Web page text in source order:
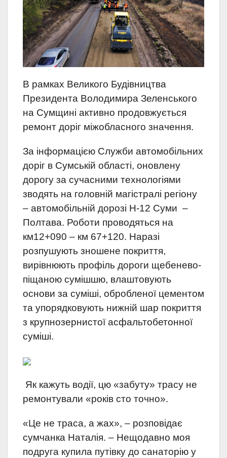
В рамках Великого Будівництва
Президента Володимира Зеленського
на Сумщині активно продовжується
ремонт доріг міжобласного значення.
За інформацією Служби автомобільних
доріг в Сумській області, оновлену
дорогу за сучасними технологіями
зводять на головній магістралі регіону
– автомобільній дорозі Н-12 Суми –
Полтава. Роботи проводяться на
км12+090 – км 67+120. Наразі
розпушують зношене покриття,
вирівнюють профіль дороги щебенево-
піщаною сумішшю, влаштовують
основи за суміші, обробленої цементом
та упорядковують нижній шар покриття
з крупнозернистої асфальтобетонної
суміші.
Як кажуть водії, цю «забуту» трасу не
ремонтували «років сто точно».
«Це не траса, а жах», – розповідає
сумчанка Наталія. – Нещодавно моя
подруга купила путівку до санаторію у